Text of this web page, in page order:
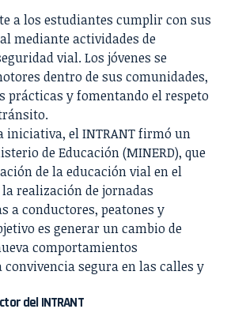
a los estudiantes cumplir con sus
mediante actividades de
vial. Los jóvenes se
dentro de sus comunidades,
prácticas y fomentando el respeto
iniciativa, el INTRANT firmó un
de Educación (MINERD), que
de la educación vial en el
realización de jornadas
a conductores, peatones y
es generar un cambio de
comportamientos
convivencia segura en las calles y
del INTRANT